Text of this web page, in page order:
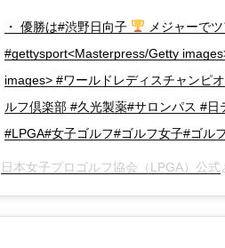
・ 優勝は#渋野日向子 メジャーで
#gettysport<Masterpress/Getty
images> #ワールドレディスチャンピ
ルフ倶楽部 #久光製薬#サロンパス #
#LPGA#女子ゴルフ#ゴルフ女子#ゴル
日本女子プロゴルフ協会（LPGA）公式